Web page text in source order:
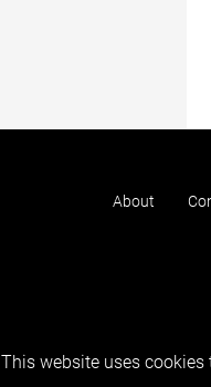
About
This website uses